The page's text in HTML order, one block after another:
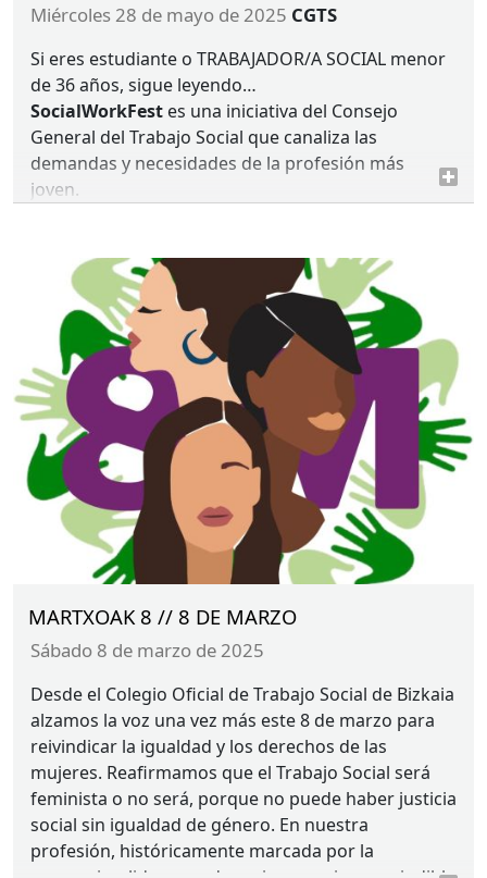
miércoles 28 de mayo de 2025 CGTS
Si eres estudiante o TRABAJADOR/ASOCIAL menor
de 36 años, sigue leyendo…
SocialWorkFest es una iniciativa del Consejo
General del Trabajo Social que canaliza las
demandas y necesidades de la profesión más
joven.
bazara, jarraitu irakurtzen…
SocialWorkFest
Gizarte Langintzaren Kontseilu
Orokorraren ekimena da, lanbideko gazteen
eskaerak eta beharrak bideratzeko
MARTXOAK 8 // 8 DE MARZO
sábado 8 de marzo de 2025
Desde el Colegio Oficial de Trabajo Social de Bizkaia
alzamos la voz una vez más este 8 de marzo para
reivindicar la igualdad y los derechos de las
mujeres. Reafirmamos que el Trabajo Social será
feminista o no será, porque no puede haber justicia
social sin igualdad de género. En nuestra
profesión, históricamente marcada por la